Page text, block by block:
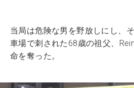
当局は危険な男を野放しにし、
車場で刺された68歳の祖父、
命を奪った。